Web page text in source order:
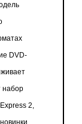
DVD-
набор
2,